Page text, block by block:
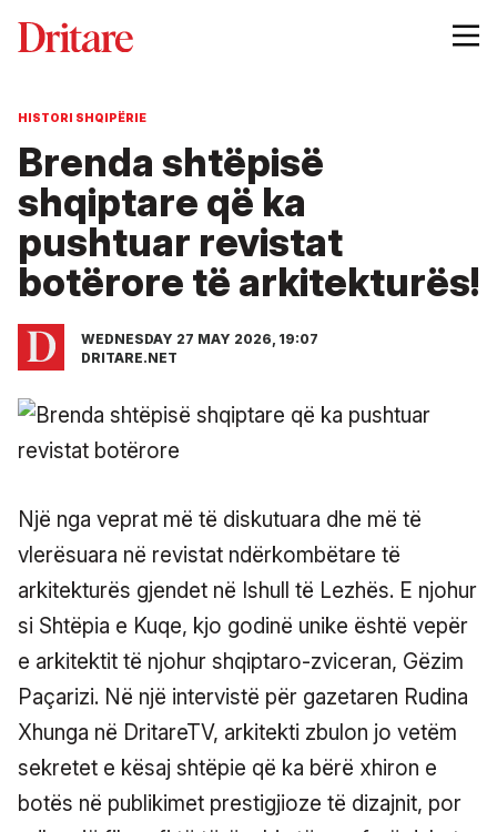
HISTORI SHQIPËRIE
Brenda shtëpisë
shqiptare që ka
pushtuar revistat
botërore të arkitekturës!
WEDNESDAY 27 MAY 2026, 19:07
DRITARE.NET
Një nga veprat më të diskutuara dhe më të
vlerësuara në revistat ndërkombëtare të
arkitekturës gjendet në Ishull të Lezhës. E njohur
si Shtëpia e Kuqe, kjo godinë unike është vepër
e arkitektit të njohur shqiptaro-zviceran, Gëzim
Paçarizi. Në një intervistë për gazetaren Rudina
Xhunga në DritareTV, arkitekti zbulon jo vetëm
sekretet e kësaj shtëpie që ka bërë xhiron e
botës në publikimet prestigjioze të dizajnit, por